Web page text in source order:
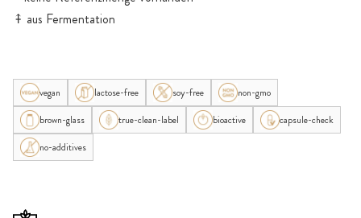
⤉ aus Fermentation
vegan lactose-free soy-free
non-gmo
brown-glass
true-clean-label bioactive
capsule-check
no-additives